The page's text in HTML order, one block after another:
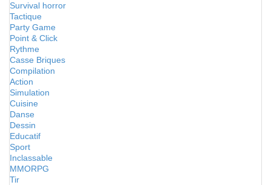
Survival horror
Tactique
Party Game
Point & Click
Rythme
Casse Briques
Compilation
Action
Simulation
Cuisine
Danse
Dessin
Educatif
Sport
Inclassable
MMORPG
Tir